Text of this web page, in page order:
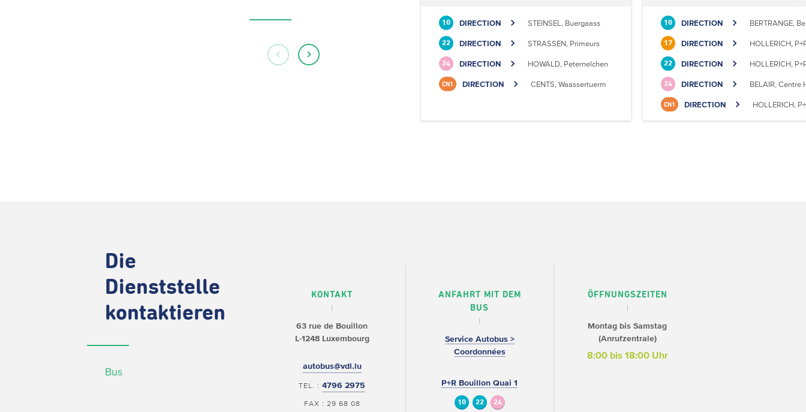
10 DIRECTION STEINSEL, Buergaass
22 DIRECTION STRASSEN, Primeurs
24 DIRECTION HOWALD, Peternelchen
CN1 DIRECTION CENTS, Waassertuerm
10 DIRECTION BERTRANGE,
17 DIRECTION HOLLERICH,
22 DIRECTION HOLLERICH,
24 DIRECTION BELAIR, Centre
CN1 DIRECTION HOLLERICH,
Die
Dienststelle
kontaktieren
Bus
KONTAKT
63 rue de Bouillon
L-1248 Luxembourg
autobus@vdl.lu
TEL. :4796 2975
FAX : 29 68 08
ANFAHRT MIT DEM
BUS
Service Autobus >
Coordonnées
P+R Bouillon Quai 1
10 22 24
ÖFFNUNGSZEITEN
Montag bis Samstag
(Anrufzentrale)
8:00 bis 18:00 Uhr